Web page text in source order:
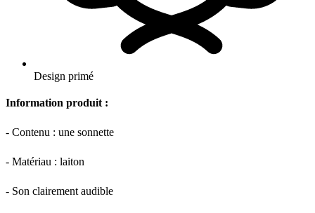
Design primé
Information produit :
- Contenu : une sonnette
- Matériau : laiton
- Son clairement audible